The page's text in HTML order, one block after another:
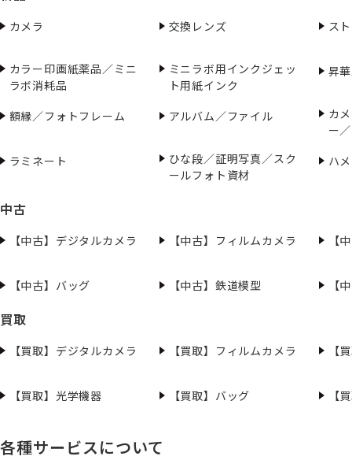
カメラ 交換レンズ ス
カラー印画紙薬品／ミニ
ラボ消耗品
ミニラボ用インクジェッ
ト用紙インク
昇
額縁／フォトフレーム アルバム／ファイル
カ
ー
ラミネート
ひな段／証明写真／スク
ールフォト資材
ハ
中古
【中古】デジタルカメラ 【中古】フィルムカメラ 【
【中古】バッグ 【中古】鉄道模型 【
買取
【買取】デジタルカメラ 【買取】フィルムカメラ 【
【買取】光学機器 【買取】バッグ 【
各種サービスについて